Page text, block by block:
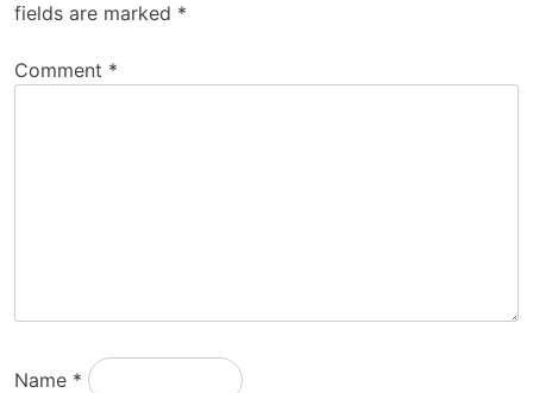
fields are marked *
Comment *
Name *